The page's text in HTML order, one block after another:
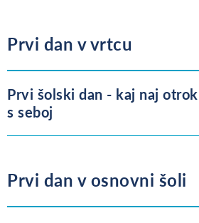
Prvi dan v vrtcu
Prvi šolski dan - kaj naj
s seboj
Prvi dan v osnovni šoli